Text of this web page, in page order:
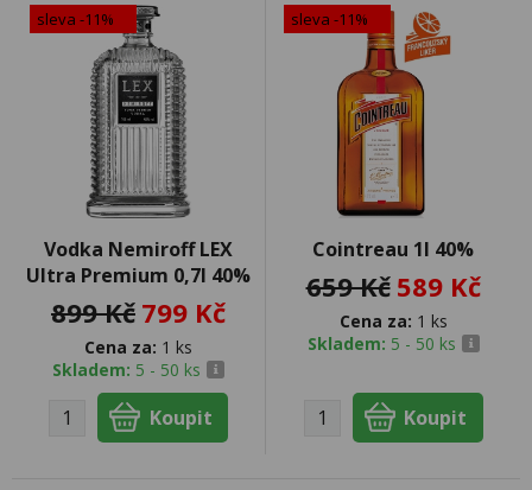
sleva -11%
Vodka Nemiroff LEX
Ultra Premium 0,7l 40%
899 Kč 799 Kč
Cena za: 1 ks
Skladem: 5 - 50 ks
sleva -11%
Cointreau 1l 40%
659 Kč 589 Kč
Cena za: 1 ks
Skladem: 5 - 50 ks